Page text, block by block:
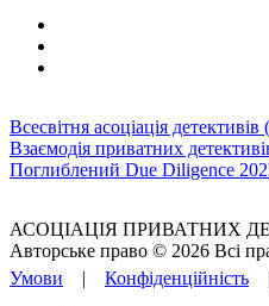
Всесвітня асоціація
Взаємодія приватних
Поглиблений Due Diligence
АСОЦІАЦІЯ ПРИВАТНИХ
Авторське право © 2026 Всі
Умови | Конфіденційність